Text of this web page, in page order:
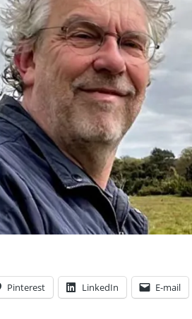
Pinterest LinkedIn E-mail